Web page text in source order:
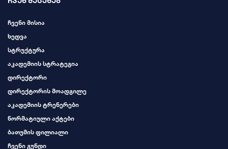
ჩვენი მისია
ხედვა
სტრუქტურა
აკადემიის სტრატეგია
დირექტორი
დირექტორის მოადგილე
აკადემიის ტრენერები
ნორმატიული აქტები
ბათუმის ფილიალი
ჩვენი გუნდი